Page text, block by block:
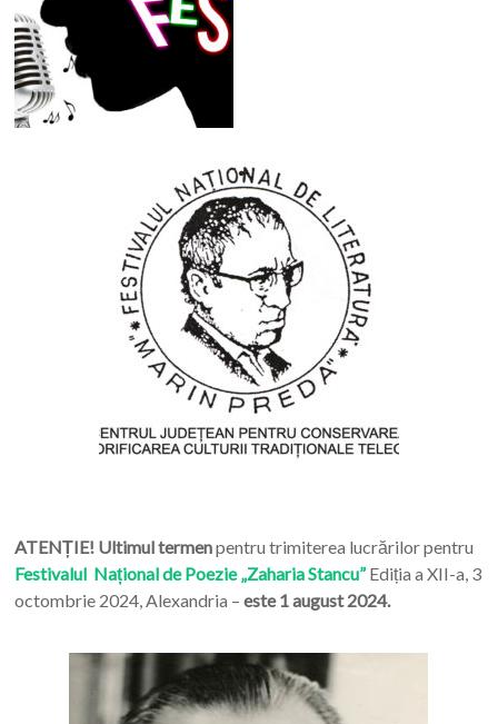
ATENȚIE! Ultimul termenpentru trimiterea lucrărilor pentru
Festivalul Național de Poezie „Zaharia Stancu”Ediția a XII-a, 3
octombrie 2024, Alexandria – este 1 august 2024.